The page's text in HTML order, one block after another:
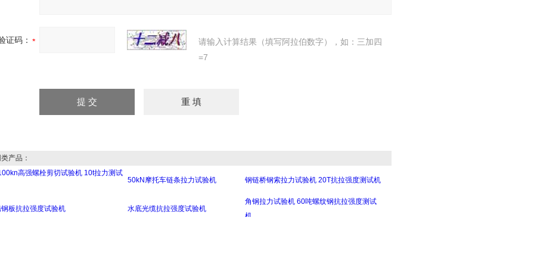
证码：
请输入计算结果（填写阿拉伯数字），如：三加四
=7
产品：
高强螺栓剪切试验机 10t拉力测试
50kN摩托车链条拉力试验机 钢链桥钢索拉力试验机 20T抗拉强度测试机
板抗拉强度试验机 水底光缆抗拉强度试验机
角钢拉力试验机 60吨螺纹钢抗拉强度测试
机